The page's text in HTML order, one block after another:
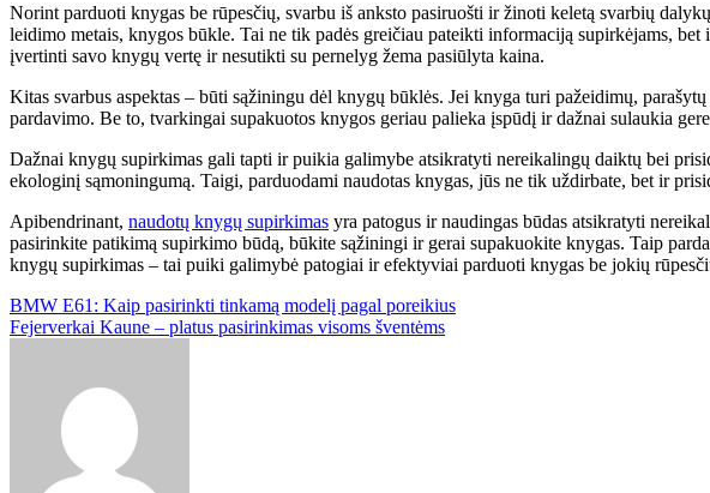
Norint parduoti knygas be rūpesčių, svarbu iš anksto pasiruošti ir žinoti keletą svarbių
leidimo metais, knygos būkle. Tai ne tik padės greičiau pateikti informaciją supirkėjams,
įvertinti savo knygų vertę ir nesutikti su pernelyg žema pasiūlyta kaina.
Kitas svarbus aspektas – būti sąžiningu dėl knygų būklės. Jei knyga turi pažeidimų,
pardavimo. Be to, tvarkingai supakuotos knygos geriau palieka įspūdį ir dažnai sulaukia
Dažnai knygų supirkimas gali tapti ir puikia galimybe atsikratyti nereikalingų daiktų bei
ekologinį sąmoningumą. Taigi, parduodami naudotas knygas, jūs ne tik uždirbate, bet ir
Apibendrinant, naudotų knygų supirkimas yra patogus ir naudingas būdas atsikratyti
pasirinkite patikimą supirkimo būdą, būkite sąžiningi ir gerai supakuokite knygas. Taip
knygų supirkimas – tai puiki galimybė patogiai ir efektyviai parduoti knygas be jokių
Post
navigation
BMW E61: Kaip pasirinkti tinkamą modelį pagal poreikius
Fejerverkai Kaune – platus pasirinkimas visoms šventėms